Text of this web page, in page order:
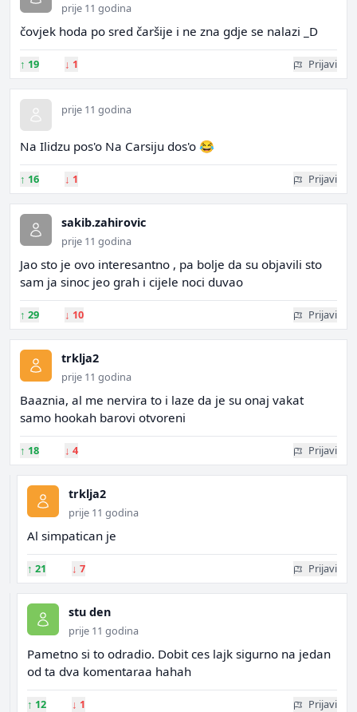
prije 11 godina
čovjek hoda po sred čaršije i ne zna gdje se nalazi _D
↑ 19 ↓ 1 Prijavi
prije 11 godina
Na Ilidzu pos'o Na Carsiju dos'o 😂
↑ 16 ↓ 1 Prijavi
sakib.zahirovic
prije 11 godina
Jao sto je ovo interesantno , pa bolje da su objavili sto
sam ja sinoc jeo grah i cijele noci duvao
↑ 29 ↓ 10 Prijavi
trklja2
prije 11 godina
Baaznia, al me nervira to i laze da je su onaj vakat
samo hookah barovi otvoreni
↑ 18 ↓ 4 Prijavi
trklja2
prije 11 godina
Al simpatican je
↑ 21 ↓ 7 Prijavi
stu den
prije 11 godina
Pametno si to odradio. Dobit ces lajk sigurno na jedan
od ta dva komentaraa hahah
↑ 12 ↓ 1 Prijavi